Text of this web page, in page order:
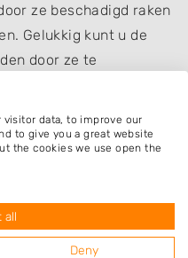
ze beschadigd raken
Gelukkig kunt u de
door ze te
die de bladkevers als
of wespen.
u dit opmerkt, is
blad zo snel
visitor data, to improve our
to give you a great website
the cookies we use open the
all
Deny